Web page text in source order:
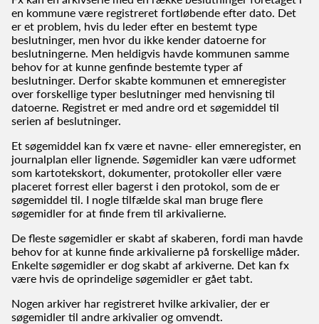
en kommune være registreret fortløbende efter dato. Det
er et problem, hvis du leder efter en bestemt type
beslutninger, men hvor du ikke kender datoerne for
beslutningerne. Men heldigvis havde kommunen samme
behov for at kunne genfinde bestemte typer af
beslutninger. Derfor skabte kommunen et emneregister
over forskellige typer beslutninger med henvisning til
datoerne. Registret er med andre ord et søgemiddel til
serien af beslutninger.
Et søgemiddel kan fx være et navne- eller emneregister, en
journalplan eller lignende. Søgemidler kan være udformet
som kartotekskort, dokumenter, protokoller eller være
placeret forrest eller bagerst i den protokol, som de er
søgemiddel til. I nogle tilfælde skal man bruge flere
søgemidler for at finde frem til arkivalierne.
De fleste søgemidler er skabt af skaberen, fordi man havde
behov for at kunne finde arkivalierne på forskellige måder.
Enkelte søgemidler er dog skabt af arkiverne. Det kan fx
være hvis de oprindelige søgemidler er gået tabt.
Nogen arkiver har registreret hvilke arkivalier, der er
søgemidler til andre arkivalier og omvendt.